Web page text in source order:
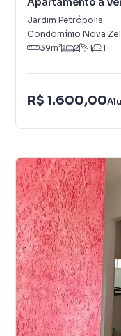
Petrópolis
Jardim Petrópolis
Condomínio Nova
39m² 2 1 1
R$ 1.600,00